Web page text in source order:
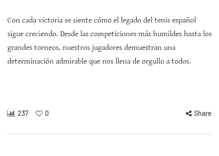
Con cada victoria se siente cómo el legado del tenis español
sigue creciendo. Desde las competiciones más humildes hasta los
grandes torneos, nuestros jugadores demuestran una
determinación admirable que nos llena de orgullo a todos.
237 0 Share